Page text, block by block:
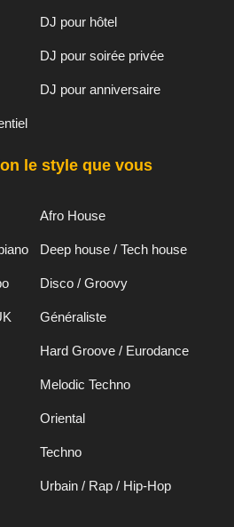
DJ pour hôtel
DJ pour soirée privée
DJ pour anniversaire
le style que vous
Afro House
Deep house / Tech house
Disco / Groovy
Généraliste
Hard Groove / Eurodance
Melodic Techno
Oriental
Techno
Urbain / Rap / Hip-Hop